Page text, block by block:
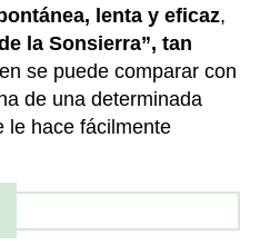
lenta y eficaz,
la Sonsierra”, tan
se puede comparar con
de una determinada
le hace fácilmente